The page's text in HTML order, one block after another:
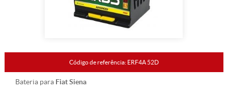
Código de referência: ERF4A 52D
Bateria para Fiat Siena